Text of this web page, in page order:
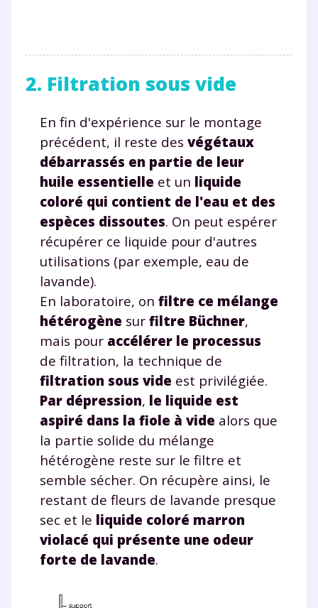
2. Filtration sous vide
En fin d'expérience sur le montage
précédent, il reste des végétaux
débarrassés en partie de leur
huile essentielle et un liquide
coloré qui contient de l'eau et des
espèces dissoutes. On peut espérer
récupérer ce liquide pour d'autres
utilisations (par exemple, eau de
lavande).
En laboratoire, on filtre ce mélange
hétérogène sur filtre Büchner,
mais pour accélérer le processus
de filtration, la technique de
filtration sous vide est privilégiée.
Par dépression, le liquide est
aspiré dans la fiole à vide alors que
la partie solide du mélange
hétérogène reste sur le filtre et
semble sécher. On récupère ainsi, le
restant de fleurs de lavande presque
sec et le liquide coloré marron
violacé qui présente une odeur
forte de lavande.